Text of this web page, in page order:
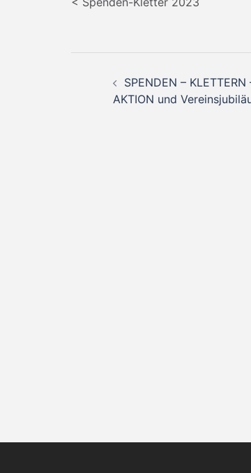
SPENDEN – KLETTERN
AKTION und